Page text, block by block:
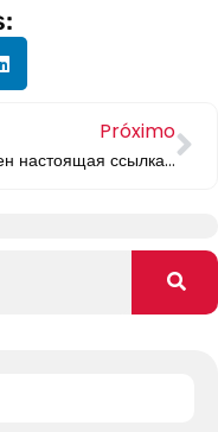
Próximo
Кракен настоящая ссылка онион – KRAKEN.